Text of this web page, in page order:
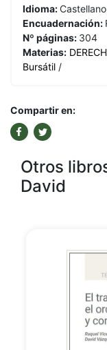
Idioma:Castellano
Encuadernación:
Nº páginas: 304
Materias:
Bursátil /
Compartir en:
Otros
David